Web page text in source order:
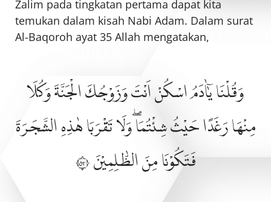
Zalim pada tingkatan pertama dapat kita
temukan dalam kisah Nabi Adam. Dalam surat
Al-Baqoroh ayat 35 Allah mengatakan,
وَقُلْنَا يٰٓاٰدَمُ اسْكُنْ اَنْتَ وَزَوْجُكَ الْجَنَّةَ وَكُلَا
مِنْهَا رَغَدًا حَيْثُ شِئْتُمَاۖ وَلَا تَقْرَبَا هٰذِهِ الشَّجَرَةَ
فَتَكُوْنَا مِنَ الظّٰلِمِيْنَ ٣٥